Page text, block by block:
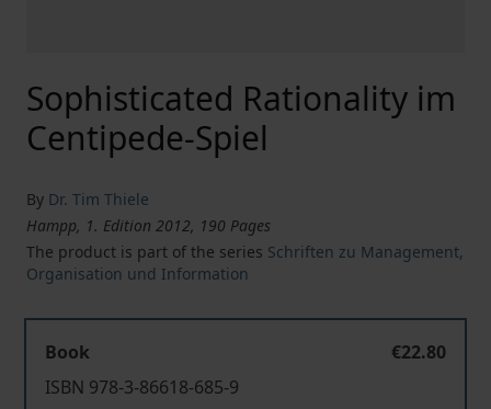
Sophisticated Rationality im
Centipede-Spiel
By Dr. Tim Thiele
Hampp, 1. Edition 2012, 190 Pages
The product is part of the series Schriften zu Management,
Organisation und Information
Book
€22.80
ISBN 978-3-86618-685-9